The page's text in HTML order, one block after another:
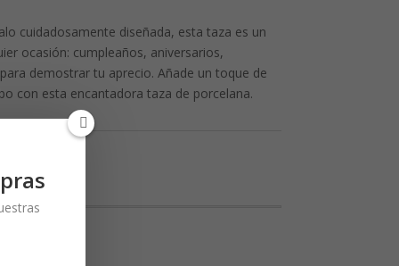
cuidadosamente diseñada, esta taza es un
ocasión: cumpleaños, aniversarios,
demostrar tu aprecio. Añade un toque de
con esta encantadora taza de porcelana.